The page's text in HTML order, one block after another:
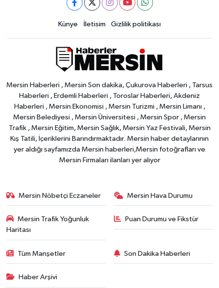
Künye İletisim Gizlilik politikası
Mersin Haberleri , Mersin Son dakika, Çukurova Haberleri , Tarsus
Haberleri , Erdemli Haberleri , Toroslar Haberleri, Akdeniz
Haberleri , Mersin Ekonomisi , Mersin Turizmi , Mersin Limanı ,
Mersin Belediyesi , Mersin Üniversitesi , Mersin Spor , Mersin
Trafik , Mersin Eğitim, Mersin Sağlık, Mersin Yaz Festivali, Mersin
Kış Tatili, İçeriklerini Barındırmaktadır. Mersin haber detaylarının
yer aldığı sayfamızda Mersin haberleri,Mersin fotoğrafları ve
Mersin Firmaları ilanları yer alıyor
Mersin Nöbetçi Eczaneler Mersin Hava Durumu
Mersin Trafik Yoğunluk
Haritası
Puan Durumu ve Fikstür
Tüm Manşetler Son Dakika Haberleri
Haber Arşivi